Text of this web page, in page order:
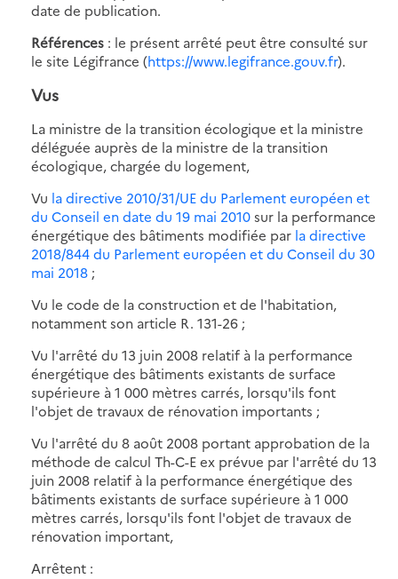
date de publication.
Références : le présent arrêté peut être consulté sur
le site Légifrance (https://www.legifrance.gouv.fr).
Vus
La ministre de la transition écologique et la ministre
déléguée auprès de la ministre de la transition
écologique, chargée du logement,
Vu la directive 2010/31/UE du Parlement européen et
du Conseil en date du 19 mai 2010sur la performance
énergétique des bâtiments modifiée par la directive
2018/844 du Parlement européen et du Conseil du 30
mai 2018 ;
Vu le code de la construction et de l'habitation,
notamment son article R. 131-26 ;
Vu l'arrêté du 13 juin 2008 relatif à la performance
énergétique des bâtiments existants de surface
supérieure à 1 000 mètres carrés, lorsqu'ils font
l'objet de travaux de rénovation importants ;
Vu l'arrêté du 8 août 2008 portant approbation de la
méthode de calcul Th-C-E ex prévue par l'arrêté du 13
juin 2008 relatif à la performance énergétique des
bâtiments existants de surface supérieure à 1 000
mètres carrés, lorsqu'ils font l'objet de travaux de
rénovation important,
Arrêtent :